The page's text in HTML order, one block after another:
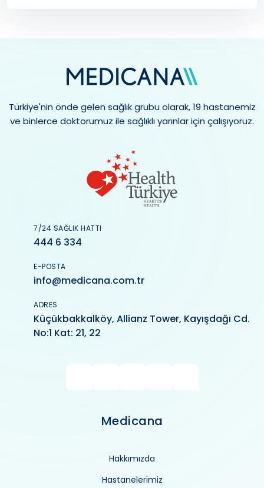
Türkiye'nin önde gelen sağlık grubu olarak, 19 hastanemiz
ve binlerce doktorumuz ile sağlıklı yarınlar için çalışıyoruz.
7/24 SAĞLIK HATTI
444 6 334
E-POSTA
info@medicana.com.tr
ADRES
Küçükbakkalköy, Allianz Tower, Kayışdağı Cd.
No:1 Kat: 21, 22
Medicana
Hakkımızda
Hastanelerimiz